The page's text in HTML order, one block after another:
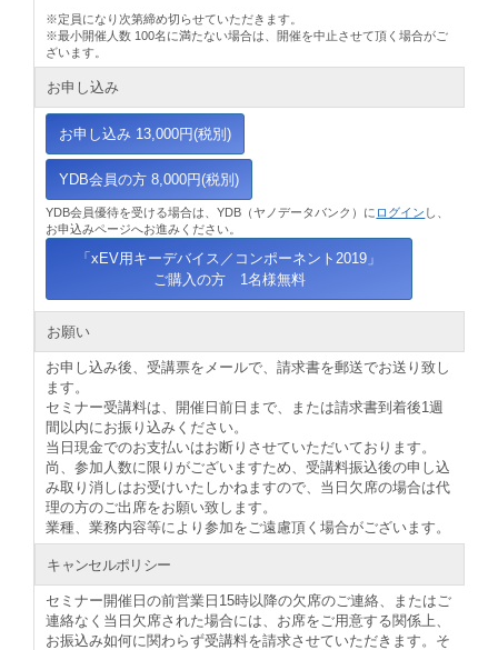
※定員になり次第締め切らせていただきます。
※最小開催人数 100名に満たない場合は、開催を中止させて頂く場合がご
ざいます。
お申し込み
お申し込み 13,000円(税別)
YDB会員の方 8,000円(税別)
YDB会員優待を受ける場合は、YDB（ヤノデータバンク）に ログイン し、
お申込みページへお進みください。
「xEV用キーデバイス／コンポーネント2019」
ご購入の方 1名様無料
お願い
お申し込み後、受講票をメールで、請求書を郵送でお送り致し
ます。
セミナー受講料は、開催日前日まで、または請求書到着後1週
間以内にお振り込みください。
当日現金でのお支払いはお断りさせていただいております。
尚、参加人数に限りがございますため、受講料振込後の申し込
み取り消しはお受けいたしかねますので、当日欠席の場合は代
理の方のご出席をお願い致します。
業種、業務内容等により参加をご遠慮頂く場合がございます。
キャンセルポリシー
セミナー開催日の前営業日15時以降の欠席のご連絡、またはご
連絡なく当日欠席された場合には、お席をご用意する関係上、
お振込み如何に関わらず受講料を請求させていただきます。そ